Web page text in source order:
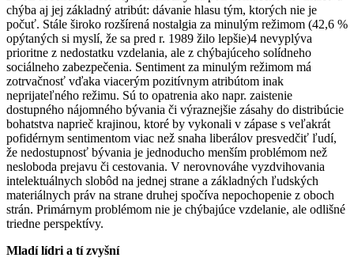
chýba aj jej základný atribút: dávanie hlasu tým, ktorých nie je
počuť. Stále široko rozšírená nostalgia za minulým režimom (42,6 %
opýtaných si myslí, že sa pred r. 1989 žilo lepšie)4 nevyplýva
prioritne z nedostatku vzdelania, ale z chýbajúceho solídneho
sociálneho zabezpečenia. Sentiment za minulým režimom má
zotrvačnosť vďaka viacerým pozitívnym atribútom inak
neprijateľného režimu. Sú to opatrenia ako napr. zaistenie
dostupného nájomného bývania či výraznejšie zásahy do distribúcie
bohatstva naprieč krajinou, ktoré by vykonali v zápase s veľakrát
pofidérnym sentimentom viac než snaha liberálov presvedčiť ľudí,
že nedostupnosť bývania je jednoducho menším problémom než
nesloboda prejavu či cestovania. V nerovnováhe vyzdvihovania
intelektuálnych slobôd na jednej strane a základných ľudských
materiálnych práv na strane druhej spočíva nepochopenie z oboch
strán. Primárnym problémom nie je chýbajúce vzdelanie, ale odlišné
triedne perspektívy.
Mladí lídri a tí zvyšní